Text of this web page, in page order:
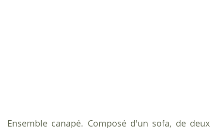
Ensemble canapé. Composé d'un sofa, de deux